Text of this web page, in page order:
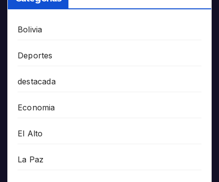
Bolivia
Deportes
destacada
Economia
El Alto
La Paz